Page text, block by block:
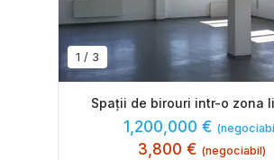
1 / 3
Spații de birouri intr-o zona
1,200,000 €
3,800 € (negociabil)